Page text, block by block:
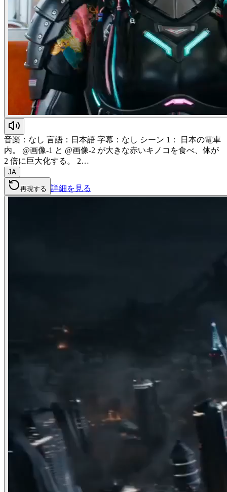
音楽：なし 言語：日本語 字幕：なし シーン 1： 日本の電車
内。 @画像-1 と @画像-2 が大きな赤いキノコを食べ、体が
2 倍に巨大化する。 2…
JA
再現する 詳細を見る